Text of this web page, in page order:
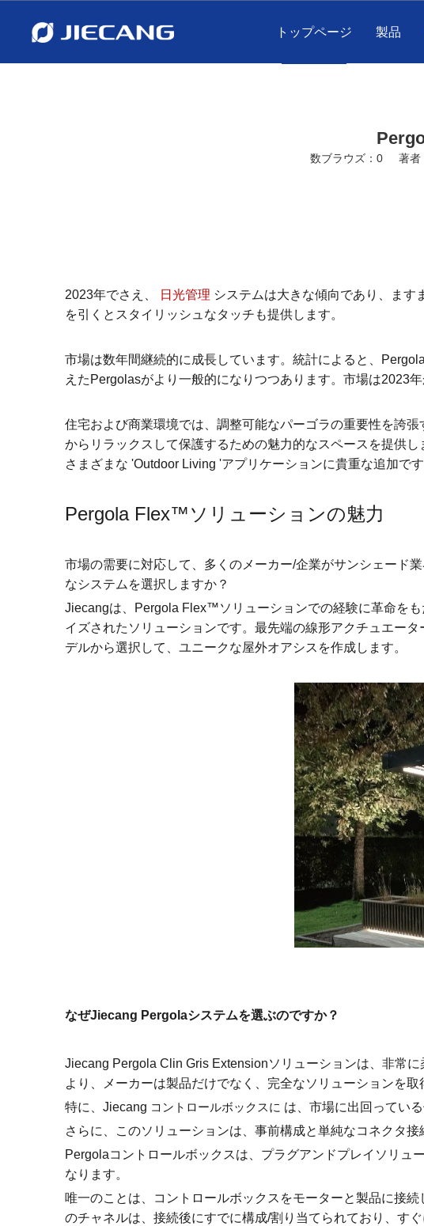
トップページ 製品
数ブラウズ： 0 著者
2023年でさえ、 日光管理 システムは大きな傾向であり、ます
を引くとスタイリッシュなタッチも提供します。
市場は数年間継続的に成長しています。統計によると、
えたPergolasがより一般的になりつつあります。市場は2023
住宅および商業環境では、調整可能なパーゴラの重要性を誇
からリラックスして保護するための魅力的なスペースを提供
さまざまな 'Outdoor Living 'アプリケーションに貴重な追加です
Pergola Flex™ソリューションの魅力
市場の需要に対応して、多くのメーカー/企業がサンシェード
なシステムを選択しますか？
Jiecangは、Pergola Flex™ソリューションでの経験に革命を
イズされたソリューションです。最先端の線形アクチュエー
デルから選択して、ユニークな屋外オアシスを作成します。
なぜJiecang Pergolaシステムを選ぶのですか？
Jiecang Pergola Clin Gris Extensionソリューションは、非常
より、メーカーは製品だけでなく、完全なソリューションを取
特に、Jiecang コントロールボックスに は、市場に出回ってい
さらに、このソリューションは、事前構成と単純なコネクタ
Pergolaコントロールボックスは、プラグアンドプレイソリ
なります。
唯一のことは、コントロールボックスをモーターと製品に接
のチャネルは、接続後にすでに構成/割り当てられており、すぐ